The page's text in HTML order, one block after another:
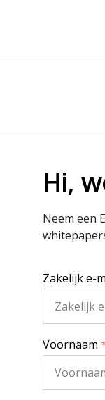
Hi,
Neem een
Zakelijk e-
Voornaam